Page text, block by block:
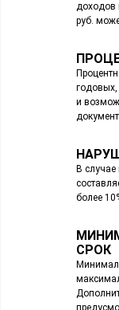
доходов
руб.
годовых,
и
В случае
более
СРОК